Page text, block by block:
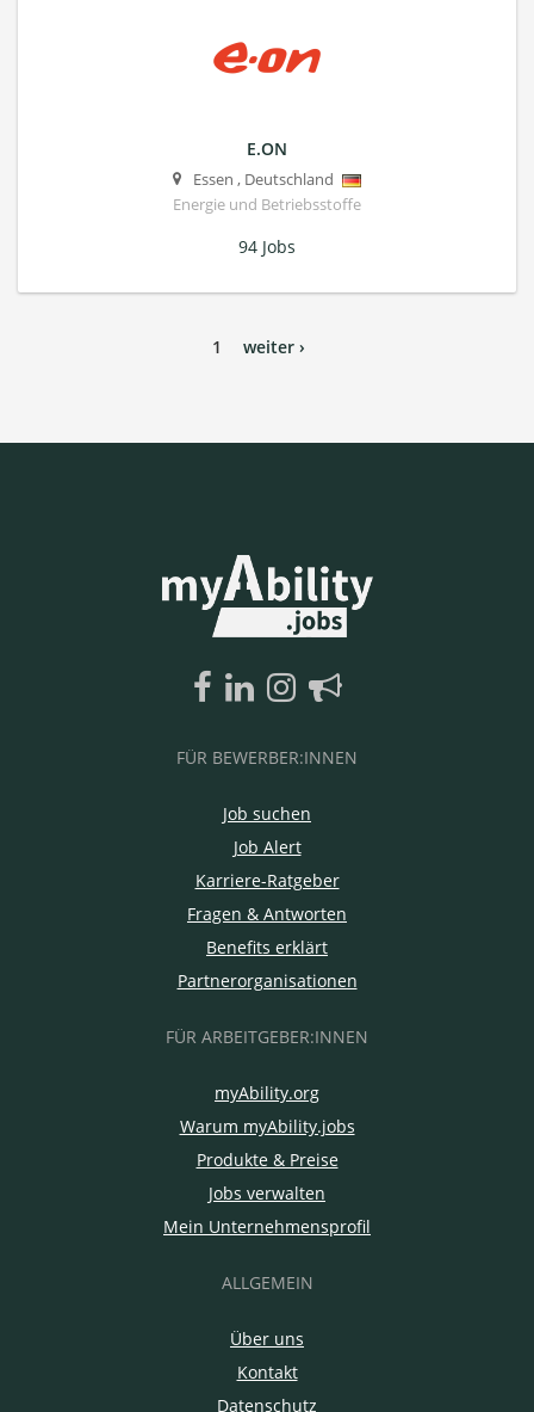
E.ON
Essen , Deutschland
Energie und Betriebsstoffe
94 Jobs
1 weiter ›
FÜR BEWERBER:INNEN
Job suchen
Job Alert
Karriere-Ratgeber
Fragen & Antworten
Benefits erklärt
Partnerorganisationen
FÜR ARBEITGEBER:INNEN
myAbility.org
Warum myAbility.jobs
Produkte & Preise
Jobs verwalten
Mein Unternehmensprofil
ALLGEMEIN
Über uns
Kontakt
Datenschutz